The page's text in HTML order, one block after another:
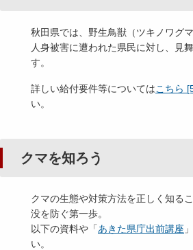
秋田県では、野生鳥獣（ツキノワグ
人身被害に遭われた県民に対し、見
す。
詳しい給付要件等についてはこちら
い。
クマを知ろう
クマの生態や対策方法を正しく知る
没を防ぐ第一歩。
以下の資料や「あきた県庁出前講座
い。